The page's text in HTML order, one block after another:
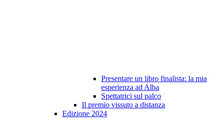
Presentare un libro finalista: la mia
esperienza ad Alba
Spettatrici sul palco
Il premio vissuto a distanza
Edizione 2024